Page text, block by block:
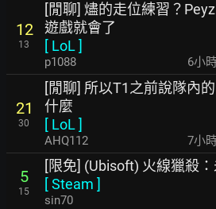
12
13
[閒聊] 燼的走位練習？
遊戲就會了
[ LoL]
p1088 6小
21
30
[閒聊] 所以T1之前說隊內
什麼
[ LoL]
AHQ112 7小
5
15
[限免] (Ubisoft) 火線獵殺
[Steam ]
sin70